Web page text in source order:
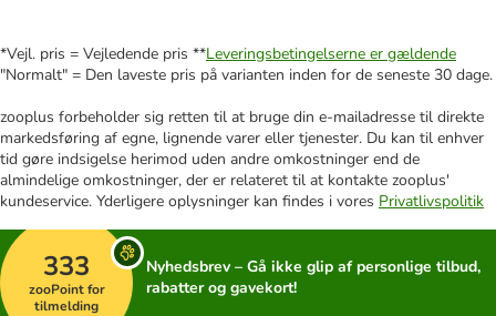
*Vejl. pris = Vejledende pris **Leveringsbetingelserne er gældende
"Normalt" = Den laveste pris på varianten inden for de seneste 30 dage.
zooplus forbeholder sig retten til at bruge din e-mailadresse til direkte
markedsføring af egne, lignende varer eller tjenester. Du kan til enhver
tid gøre indsigelse herimod uden andre omkostninger end de
almindelige omkostninger, der er relateret til at kontakte zooplus'
kundeservice. Yderligere oplysninger kan findes i vores Privatlivspolitik
333
zooPoint for
tilmelding
Nyhedsbrev – Gå ikke glip af personlige tilbud,
rabatter og gavekort!